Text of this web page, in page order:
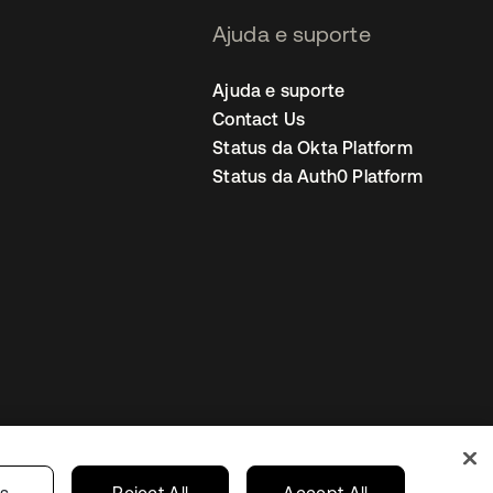
Ajuda e suporte
Ajuda e suporte
Contact Us
Status da Okta Platform
Status da Auth0 Platform
de cookies Brazil